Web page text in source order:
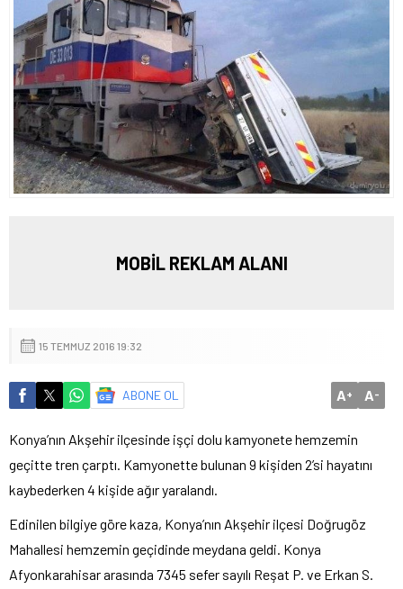
MOBİL REKLAM ALANI
15 TEMMUZ 2016 19:32
ABONE OL A+ A-
Konya’nın Akşehir ilçesinde işçi dolu kamyonete hemzemin
geçitte tren çarptı. Kamyonette bulunan 9 kişiden 2’si hayatını
kaybederken 4 kişide ağır yaralandı.
Edinilen bilgiye göre kaza, Konya’nın Akşehir ilçesi Doğrugöz
Mahallesi hemzemin geçidinde meydana geldi. Konya
Afyonkarahisar arasında 7345 sefer sayılı Reşat P. ve Erkan S.